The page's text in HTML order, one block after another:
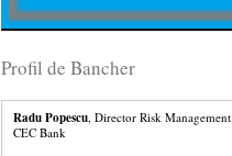
Profil de Bancher
Radu Popescu, Director Risk Management
CEC Bank